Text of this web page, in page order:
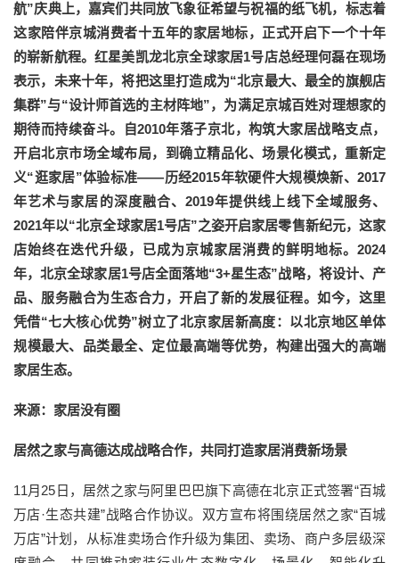
航”庆典上，嘉宾们共同放飞象征希望与祝福的纸飞机，标志着
这家陪伴京城消费者十五年的家居地标，正式开启下一个十年
的崭新航程。红星美凯龙北京全球家居1号店总经理何磊在现场
表示，未来十年，将把这里打造成为“北京最大、最全的旗舰店
集群”与“设计师首选的主材阵地”，为满足京城百姓对理想家的
期待而持续奋斗。自2010年落子京北，构筑大家居战略支点，
开启北京市场全域布局，到确立精品化、场景化模式，重新定
义“逛家居”体验标准——历经2015年软硬件大规模焕新、2017
年艺术与家居的深度融合、2019年提供线上线下全域服务、
2021年以“北京全球家居1号店”之姿开启家居零售新纪元，这家
店始终在迭代升级，已成为京城家居消费的鲜明地标。2024
年，北京全球家居1号店全面落地“3+星生态”战略，将设计、产
品、服务融合为生态合力，开启了新的发展征程。如今，这里
凭借“七大核心优势”树立了北京家居新高度：以北京地区单体
规模最大、品类最全、定位最高端等优势，构建出强大的高端
家居生态。
来源：家居没有圈
居然之家与高德达成战略合作，共同打造家居消费新场景
11月25日，居然之家与阿里巴巴旗下高德在北京正式签署“百城
万店·生态共建”战略合作协议。双方宣布将围绕居然之家“百城
万店”计划，从标准卖场合作升级为集团、卖场、商户多层级深